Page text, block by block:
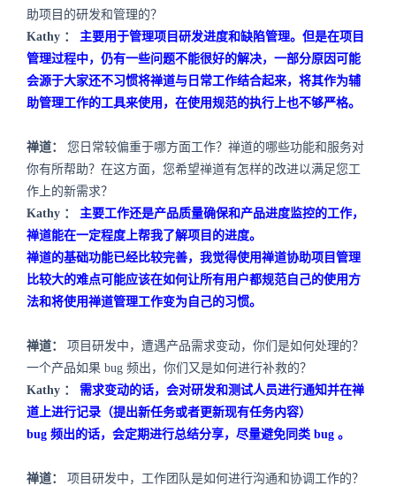
助项目的研发和管理的？
Kathy ：
主要用于管理项目研发进度和缺陷管理。但是在项目
管理过程中，仍有一些问题不能很好的解决，一部分原因可能
会源于大家还不习惯将禅道与日常工作结合起来，将其作为辅
助管理工作的工具来使用，在使用规范的执行上也不够严格。
禅道：
您日常较偏重于哪方面工作？禅道的哪些功能和服务对
你有所帮助？在这方面，您希望禅道有怎样的改进以满足您工
作上的新需求？
Kathy ：
主要工作还是产品质量确保和产品进度监控的工作，
禅道能在一定程度上帮我了解项目的进度。
禅道的基础功能已经比较完善，我觉得使用禅道协助项目管理
比较大的难点可能应该在如何让所有用户都规范自己的使用方
法和将使用禅道管理工作变为自己的习惯。
禅道：
项目研发中，遭遇产品需求变动，你们是如何处理的？
一个产品如果 bug 频出，你们又是如何进行补救的？
Kathy ：
需求变动的话，会对研发和测试人员进行通知并在禅
道上进行记录（提出新任务或者更新现有任务内容）
bug 频出的话，会定期进行总结分享，尽量避免同类 bug 。
禅道：
项目研发中，工作团队是如何进行沟通和协调工作的？